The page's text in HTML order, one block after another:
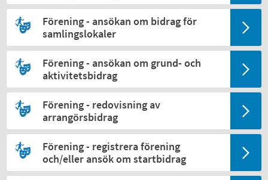
Förening - ansökan om bidrag för
samlingslokaler
Förening - ansökan om grund- och
aktivitetsbidrag
Förening - redovisning av
arrangörsbidrag
Förening - registrera förening
och/eller ansök om startbidrag